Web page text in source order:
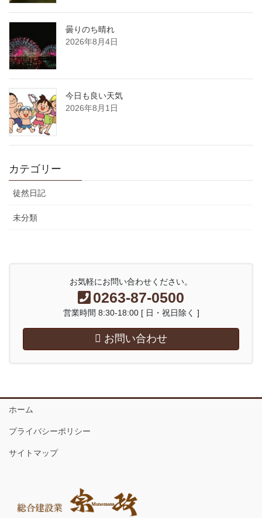
曇りのち晴れ
2026年8月4日
今日も良い天気
2026年8月1日
カテゴリー
徒然日記
未分類
お気軽にお問い合わせください。
0263-87-0500
営業時間 8:30-18:00 [ 日・祝日除く ]
お問い合わせ
ホーム
プライバシーポリシー
サイトマップ